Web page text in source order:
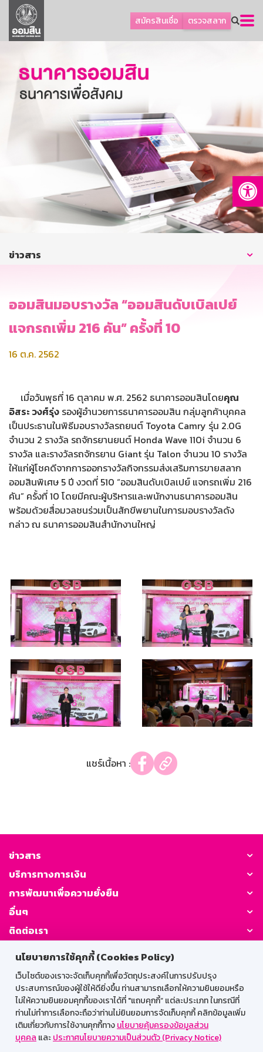
นโยบายการใช้คุกกี้ (Cookies Policy)
เว็บไซต์ของเราจะจัดเก็บคุกกี้เพื่อวัตถุประสงค์ในการปรับปรุง
ประสบการณ์ของผู้ใช้ให้ดียิ่งขึ้น ท่านสามารถเลือกให้ความยินยอมหรือ
ไม่ให้ความยินยอมคุกกี้ของเราได้ที่ "แถบคุกกี้” แต่ละประเภท ในกรณีที่
ท่านไม่ทำการเลือกจะถือว่าท่านไม่ยินยอมการจัดเก็บคุกกี้ คลิกข้อมูลเพิ่ม
เติมเกี่ยวกับการใช้งานคุกกี้ทางนโยบายคุ้มครองข้อมูลส่วน
บุคคล และประกาศนโยบายความเป็นส่วนตัว (Privacy Notice)
สมัครสินเชื่อ ตรวจสลาก
ลูกค้าธุรกิจ
ลูกค้าผู้ประกอบรายย่อย
ออมเพื่อสุข
เกี่ยวกับธนาคาร
การพัฒนาที่ยั่งยืน
บริการทางการเงิน
ติดต่อเรา
บริการออนไลน์
ข่าวสาร
ออมสินมอบรางวัล “ออมสินดับเบิลเปย์
แจกรถเพิ่ม 216 คัน” ครั้งที่ 10
16 ต.ค. 2562
เมื่อวันพุธที่ 16 ตุลาคม พ.ศ. 2562 ธนาคารออมสินโดยคุณ
อิสระ วงศ์รุ่ง รองผู้อำนวยการธนาคารออมสิน กลุ่มลูกค้าบุคคล
เป็นประธานในพิธีมอบรางวัลรถยนต์ Toyota Camry รุ่น 2.0G
จำนวน 2 รางวัล รถจักรยานยนต์ Honda Wave 110i จำนวน 6
รางวัล และรางวัลรถจักรยาน Giant รุ่น Talon จำนวน 10 รางวัล
ให้แก่ผู้โชคดีจากการออกรางวัลกิจกรรมส่งเสริมการขายสลาก
ออมสินพิเศษ 5 ปี งวดที่ 510 “ออมสินดับเบิลเปย์ แจกรถเพิ่ม 216
คัน” ครั้งที่ 10 โดยมีคณะผู้บริหารและพนักงานธนาคารออมสิน
พร้อมด้วยสื่อมวลชนร่วมเป็นสักขีพยานในการมอบรางวัลดัง
กล่าว ณ ธนาคารออมสินสำนักงานใหญ่
แชร์เนื้อหา :
ข่าวสาร
บริการทางการเงิน
การพัฒนาเพื่อความยั่งยืน
อื่นๆ
ติดต่อเรา
GSB Society:
สำหรับพนักงาน
Web HR
GSB Wisdom
M-Search